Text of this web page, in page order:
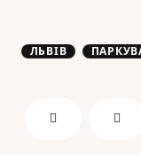
ЛЬВІВ